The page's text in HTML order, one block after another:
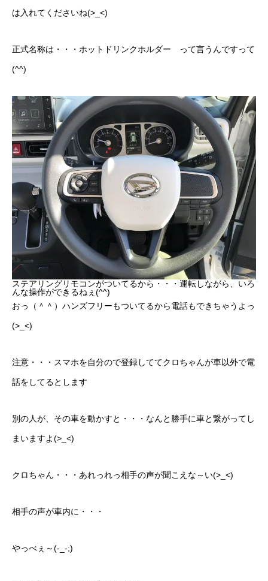
は入れてくださいね(>_<)
正式名称は・・・ホットドリンクホルダー って言うんですって
(^^)
ステアリングリモコンがついてるから・・・運転しながら、いろ
んな操作ができるねぇ(^^)
おっ（＾＾）ハンズフリーもついてるから電話もできちゃうよっ
(>_<)
注意・・・スマホを自分ので登録しててクロちゃんが車以外で電
話をしてるとします
別の人が、その車を動かすと・・・なんと勝手に車と繋がってし
まいますよ(>_<)
クロちゃん・・・あれっれっ相手の声が聞こえな～い(>_<)
相手の声が車内に・・・
やっべぇ～(-_-;)